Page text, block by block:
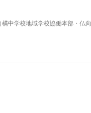
中学校地域学校協働本部・仏向